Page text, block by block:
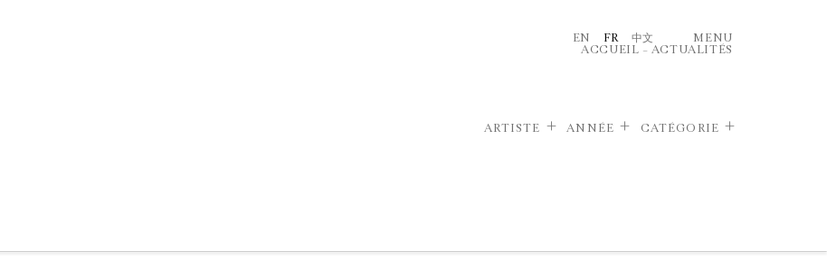
EN FR 中文
MENU
ACCUEIL – ACTUALITÉS
ARTISTE ANNÉE CATÉGORIE